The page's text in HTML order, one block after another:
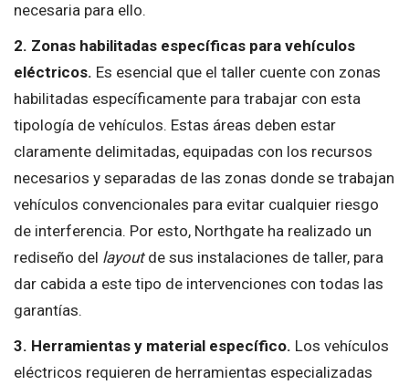
necesaria para ello.
2. Zonas habilitadas específicas para vehículos
eléctricos. Es esencial que el taller cuente con zonas
habilitadas específicamente para trabajar con esta
tipología de vehículos. Estas áreas deben estar
claramente delimitadas, equipadas con los recursos
necesarios y separadas de las zonas donde se trabajan
vehículos convencionales para evitar cualquier riesgo
de interferencia. Por esto, Northgate ha realizado un
rediseño del layoutde sus instalaciones de taller, para
dar cabida a este tipo de intervenciones con todas las
garantías.
3. Herramientas y material específico. Los vehículos
eléctricos requieren de herramientas especializadas